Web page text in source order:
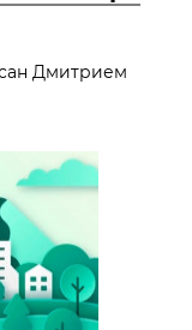
Дмитрием